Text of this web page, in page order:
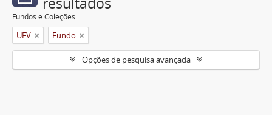
Fundos e Coleções
UFV Fundo
Opções de pesquisa avançada